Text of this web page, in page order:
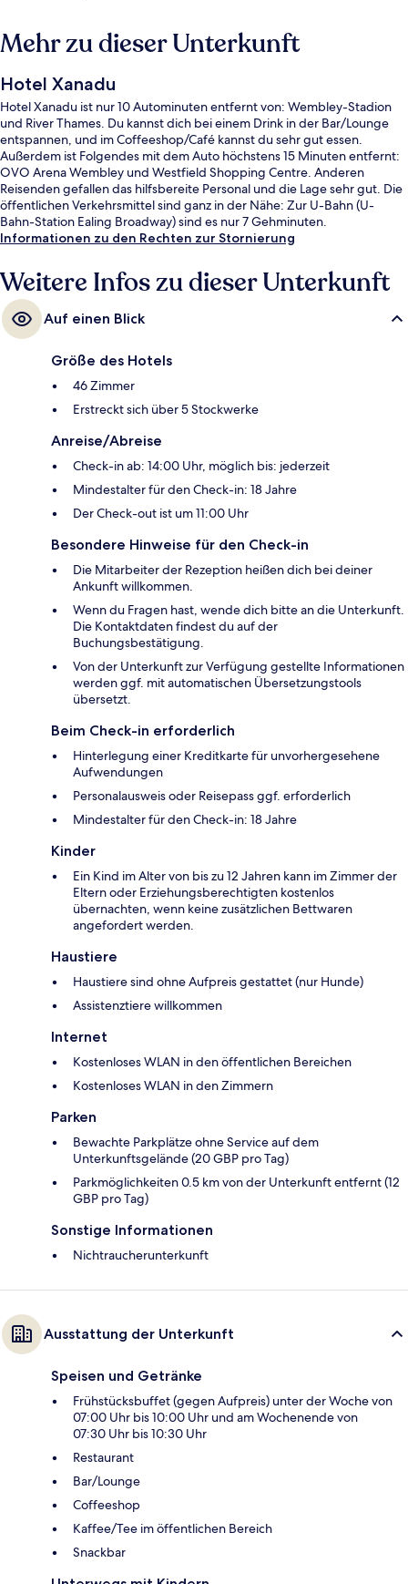
Mehr zu dieser Unterkunft
Hotel Xanadu
Hotel Xanadu ist nur 10 Autominuten entfernt von: Wembley-Stadion
und River Thames. Du kannst dich bei einem Drink in der Bar/Lounge
entspannen, und im Coffeeshop/Café kannst du sehr gut essen.
Außerdem ist Folgendes mit dem Auto höchstens 15 Minuten entfernt:
OVO Arena Wembley und Westfield Shopping Centre. Anderen
Reisenden gefallen das hilfsbereite Personal und die Lage sehr gut. Die
öffentlichen Verkehrsmittel sind ganz in der Nähe: Zur U-Bahn (U-
Bahn-Station Ealing Broadway) sind es nur 7 Gehminuten.
Informationen zu den Rechten zur Stornierung
Weitere Infos zu dieser Unterkunft
Auf einen Blick
Größe des Hotels
46 Zimmer
Erstreckt sich über 5 Stockwerke
Anreise/Abreise
Check-in ab: 14:00 Uhr, möglich bis: jederzeit
Mindestalter für den Check-in: 18 Jahre
Der Check-out ist um 11:00 Uhr
Besondere Hinweise für den Check-in
Die Mitarbeiter der Rezeption heißen dich bei deiner
Ankunft willkommen.
Wenn du Fragen hast, wende dich bitte an die Unterkunft.
Die Kontaktdaten findest du auf der
Buchungsbestätigung.
Von der Unterkunft zur Verfügung gestellte Informationen
werden ggf. mit automatischen Übersetzungstools
übersetzt.
Beim Check-in erforderlich
Hinterlegung einer Kreditkarte für unvorhergesehene
Aufwendungen
Personalausweis oder Reisepass ggf. erforderlich
Mindestalter für den Check-in: 18 Jahre
Kinder
Ein Kind im Alter von bis zu 12 Jahren kann im Zimmer der
Eltern oder Erziehungsberechtigten kostenlos
übernachten, wenn keine zusätzlichen Bettwaren
angefordert werden.
Haustiere
Haustiere sind ohne Aufpreis gestattet (nur Hunde)
Assistenztiere willkommen
Internet
Kostenloses WLAN in den öffentlichen Bereichen
Kostenloses WLAN in den Zimmern
Parken
Bewachte Parkplätze ohne Service auf dem
Unterkunftsgelände (20 GBP pro Tag)
Parkmöglichkeiten 0.5 km von der Unterkunft entfernt (12
GBP pro Tag)
Sonstige Informationen
Nichtraucherunterkunft
Ausstattung der Unterkunft
Speisen und Getränke
Frühstücksbuffet (gegen Aufpreis) unter der Woche von
07:00 Uhr bis 10:00 Uhr und am Wochenende von
07:30 Uhr bis 10:30 Uhr
Restaurant
Bar/Lounge
Coffeeshop
Kaffee/Tee im öffentlichen Bereich
Snackbar